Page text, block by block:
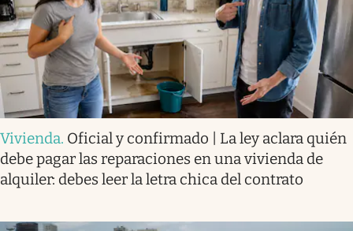
Vivienda. Oficial y confirmado | La ley aclara quién
debe pagar las reparaciones en una vivienda de
alquiler: debes leer la letra chica del contrato